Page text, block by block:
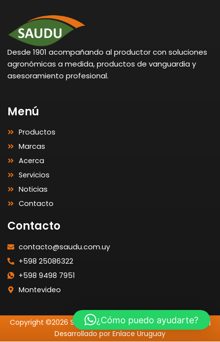
Desde 1901 acompañando al productor con soluciones
agronómicas a medida, productos de vanguardia y
asesoramiento profesional.
Menú
Productos
Marcas
Acerca
Servicios
Noticias
Contacto
Contacto
contacto@saudu.com.uy
+598 25086322
+598 9498 7951
Montevideo
Copyright ©2026 SAUDU | Todos los Derechos Reservados |
Desarrollado por Enlace Uruguay
¿Cómo puedo ayudarte?